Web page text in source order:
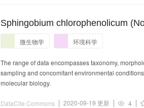
Sphingobium chlorophenolicum
1996) Takeuchi et al. 2001
微生物学 环境科学
The range of data encompasses taxonomy,
sampling and concomitant environmental
molecular biology.
DataCite Commons 2020-09-19 更新 4